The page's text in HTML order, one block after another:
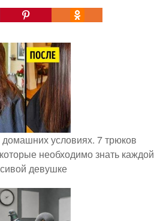
условиях. 7 трюков
необходимо знать каждой
девушке